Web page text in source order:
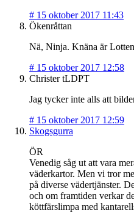
# 15 oktober 2017 11:43
Ökenråttan
Nä, Ninja. Knäna är
# 15 oktober 2017 12:58
Christer tLDPT
Jag tycker inte alls att
# 15 oktober 2017 12:59
Skogsgurra
ÖR
Venedig såg ut att vara
väderkartor. Men vi tror
på diverse vädertjänster.
och om framtiden verkar
köttfärslimpa med